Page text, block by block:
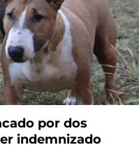
por dos
indemnizado